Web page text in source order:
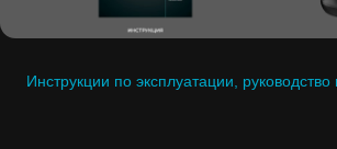
Инструкции по эксплуатации, руководство